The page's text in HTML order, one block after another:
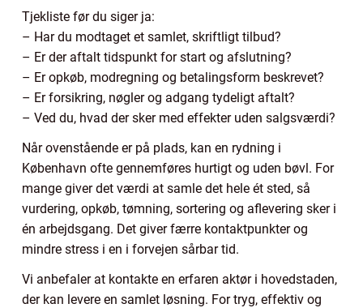
Tjekliste før du siger ja:
– Har du modtaget et samlet, skriftligt tilbud?
– Er der aftalt tidspunkt for start og afslutning?
– Er opkøb, modregning og betalingsform beskrevet?
– Er forsikring, nøgler og adgang tydeligt aftalt?
– Ved du, hvad der sker med effekter uden salgsværdi?
Når ovenstående er på plads, kan en rydning i
København ofte gennemføres hurtigt og uden bøvl. For
mange giver det værdi at samle det hele ét sted, så
vurdering, opkøb, tømning, sortering og aflevering sker i
én arbejdsgang. Det giver færre kontaktpunkter og
mindre stress i en i forvejen sårbar tid.
Vi anbefaler at kontakte en erfaren aktør i hovedstaden,
der kan levere en samlet løsning. For tryg, effektiv og